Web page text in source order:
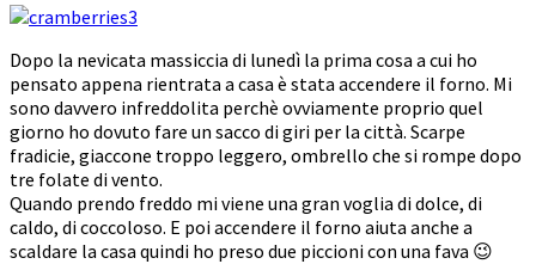
Dopo la nevicata massiccia di lunedì la prima cosa a cui ho
pensato appena rientrata a casa è stata accendere il forno. Mi
sono davvero infreddolita perchè ovviamente proprio quel
giorno ho dovuto fare un sacco di giri per la città. Scarpe
fradicie, giaccone troppo leggero, ombrello che si rompe dopo
tre folate di vento.
Quando prendo freddo mi viene una gran voglia di dolce, di
caldo, di coccoloso. E poi accendere il forno aiuta anche a
scaldare la casa quindi ho preso due piccioni con una fava 😉